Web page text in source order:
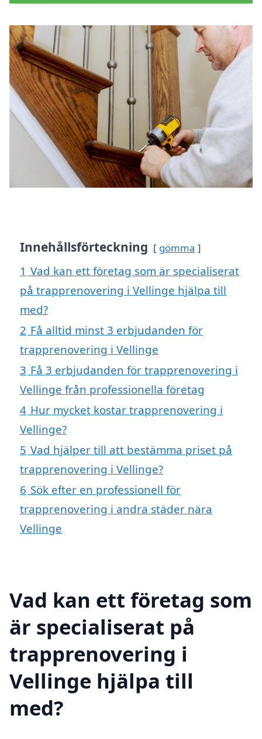
Innehållsförteckning gömma
1 Vad kan ett företag som är specialiserat
på trapprenovering i Vellinge hjälpa till
med?
2 Få alltid minst 3 erbjudanden för
trapprenovering i Vellinge
3 Få 3 erbjudanden för trapprenovering i
Vellinge från professionella företag
4 Hur mycket kostar trapprenovering i
Vellinge?
5 Vad hjälper till att bestämma priset på
trapprenovering i Vellinge?
6 Sök efter en professionell för
trapprenovering i andra städer nära
Vellinge
Vad kan ett företag som
är specialiserat på
trapprenovering i
Vellinge hjälpa till
med?